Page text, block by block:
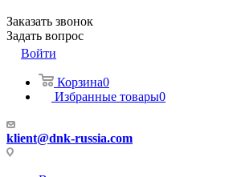
Заказать звонок
Задать вопрос
Войти
Корзина0
Избранные товары0
klient@dnk-russia.com